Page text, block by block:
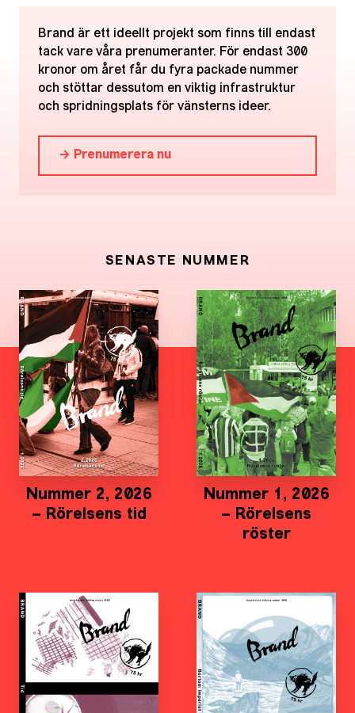
Brand är ett ideellt projekt som finns till endast
tack vare våra prenumeranter. För endast 300
kronor om året får du fyra packade nummer
och stöttar dessutom en viktig infrastruktur
och spridningsplats för vänsterns ideer.
→ Prenumerera nu
SENASTE NUMMER
Nummer 2, 2026
– Rörelsens tid
Nummer 1, 2026
– Rörelsens
röster